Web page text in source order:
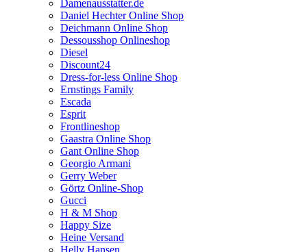
Damenausstatter.de
Daniel Hechter Online Shop
Deichmann Online Shop
Dessousshop Onlineshop
Diesel
Discount24
Dress-for-less Online Shop
Ernstings Family
Escada
Esprit
Frontlineshop
Gaastra Online Shop
Gant Online Shop
Georgio Armani
Gerry Weber
Görtz Online-Shop
Gucci
H & M Shop
Happy Size
Heine Versand
Helly Hansen